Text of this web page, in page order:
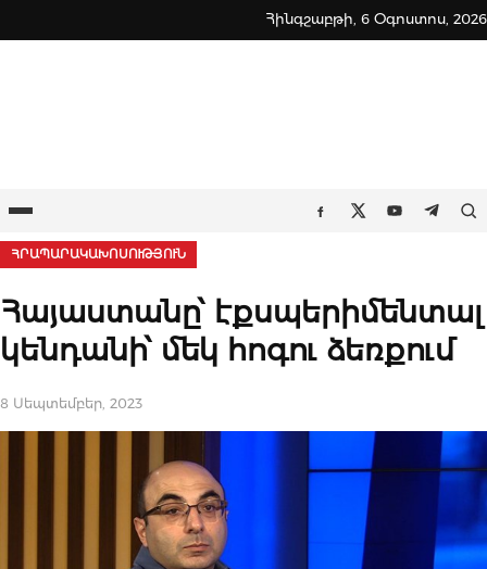
to
Հինգշաբթի, 6 Օգոստոս, 2026
Ընտրացանկ Facebook
TwitterYoutube
ՀՐԱՊԱՐԱԿԱԽՈՍՈՒԹՅՈՒՆ
Հայաստանը՝ էքսպերիմենտալ
կենդանի՝ մեկ հոգու ձեռքում
8 Սեպտեմբեր, 2023